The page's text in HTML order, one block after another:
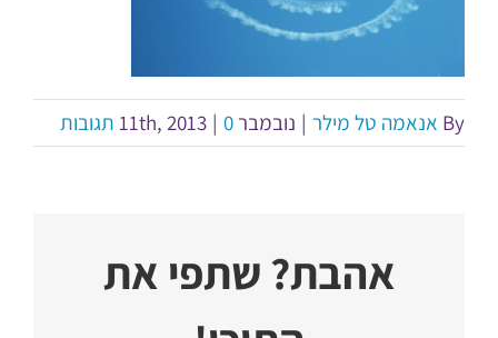
By אנאמה טל מילר | נובמבר 11th, 2013 | 0 תגובות
אהבת? שתפי את